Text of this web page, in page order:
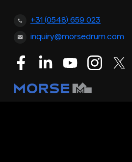
+31 (0548) 659 023
inquiry@morsedrum.com